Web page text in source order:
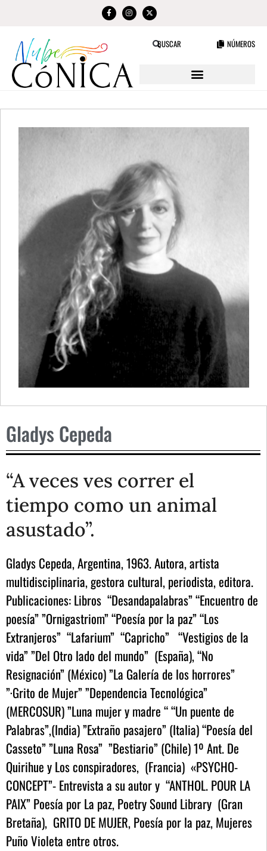
BUSCAR NÚMEROS
Gladys Cepeda
“A veces ves correr el
tiempo como un animal
asustado”.
Gladys Cepeda, Argentina, 1963. Autora, artista
multidisciplinaria, gestora cultural, periodista, editora.
Publicaciones: Libros “Desandapalabras” “Encuentro de
poesía” ”Ornigastriom” “Poesía por la paz” “Los
Extranjeros” “Lafarium” “Capricho” “Vestigios de la
vida” ”Del Otro lado del mundo” (España), “No
Resignación” (México) ”La Galería de los horrores”
”·Grito de Mujer” ”Dependencia Tecnológica”
(MERCOSUR) ”Luna mujer y madre “ “Un puente de
Palabras”,(India) ”Extraño pasajero” (Italia) “Poesía del
Casseto” ”Luna Rosa” ”Bestiario” (Chile) 1º Ant. De
Quirihue y Los conspiradores, (Francia) «PSYCHO-
CONCEPT”- Entrevista a su autor y “ANTHOL. POUR LA
PAIX” Poesía por La paz, Poetry Sound Library (Gran
Bretaña), GRITO DE MUJER, Poesía por la paz, Mujeres
Puño Violeta entre otros.